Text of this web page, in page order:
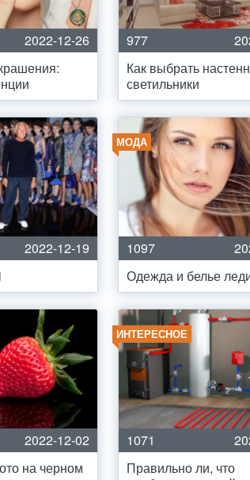
2022-12-26
977
Как выбрать
светильники
2022-12-19
МОДА
1097
Одежда и белье
2022-12-02
на черном
ИНТЕРЕСНОЕ
1071
Правильно ли, что